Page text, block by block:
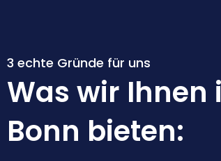
3 echte Gründe für uns
Was wir Ihnen
Bonn bieten: